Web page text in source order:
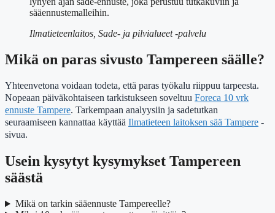
sääennustemalleihin.
Ilmatieteenlaitos, Sade- ja pilvialueet -palvelu
Mikä on paras sivusto Tampereen säälle?
Yhteenvetona voidaan todeta, että paras työkalu riippuu tarpeesta.
Nopeaan päiväkohtaiseen tarkistukseen soveltuu Foreca 10 vrk
ennuste Tampere. Tarkempaan analyysiin ja sadetutkan
seuraamiseen kannattaa käyttää Ilmatieteen laitoksen sää Tampere -
sivua.
Usein kysytyt kysymykset Tampereen
säästä
Mikä on tarkin sääennuste Tampereelle?